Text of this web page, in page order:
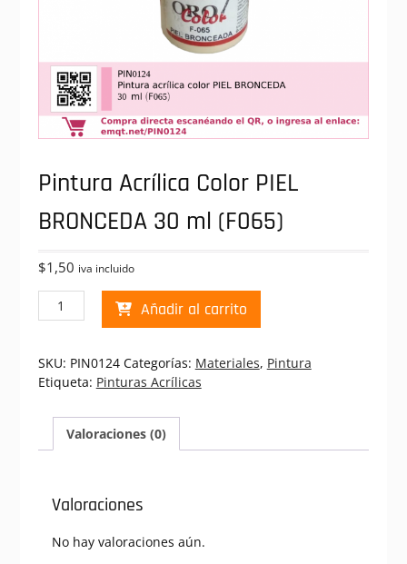
Pintura Acrílica Color PIEL
BRONCEDA 30 ml (F065)
$1,50 iva incluido
Pintura
Acrílica
PIEL
BRONCEDA
(F065)
cantidad
Añadir al carrito
SKU: PIN0124 Categorías: Materiales, Pintura
Etiqueta: Pinturas Acrílicas
Valoraciones (0)
Valoraciones
No hay valoraciones aún.